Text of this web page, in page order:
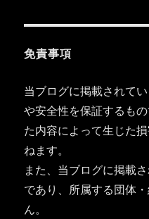
免責事項
当ブログに掲載されて
や安全性を保証するも
た内容によって生じた
ねます。
また、当ブログに掲載
であり、所属する団体
ん。